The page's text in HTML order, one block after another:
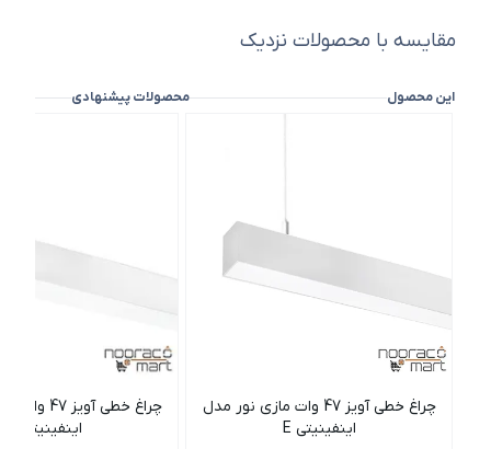
مقایسه با محصولات نزدیک
این محصول محصولات پیشنهادی
چراغ خطی آویز 47 وات مازی نور مدل
اینفینیتی E
چراغ خطی
اینفینیتی C